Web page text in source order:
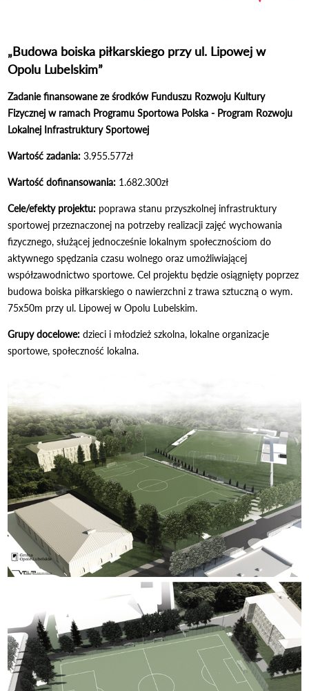
„Budowa boiska piłkarskiego przy ul. Lipowej w
Opolu Lubelskim”
Zadanie finansowane ze środków Funduszu Rozwoju Kultury
Fizycznej w ramach Programu Sportowa Polska - Program Rozwoju
Lokalnej Infrastruktury Sportowej
Wartość zadania:3.955.577zł
Wartość dofinansowania: 1.682.300zł
Cele/efekty projektu: poprawa stanu przyszkolnej infrastruktury
sportowej przeznaczonej na potrzeby realizacji zajęć wychowania
fizycznego, służącej jednocześnie lokalnym społecznościom do
aktywnego spędzania czasu wolnego oraz umożliwiającej
współzawodnictwo sportowe. Cel projektu będzie osiągnięty poprzez
budowa boiska piłkarskiego o nawierzchni z trawa sztuczną o wym.
75x50m przy ul. Lipowej w Opolu Lubelskim.
Grupy docelowe:dzieci i młodzież szkolna, lokalne organizacje
sportowe, społeczność lokalna.